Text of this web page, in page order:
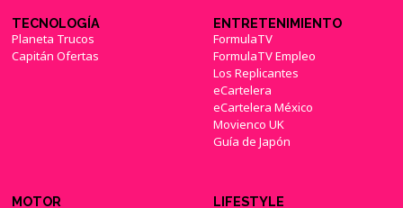
TECNOLOGÍA
Planeta Trucos
Capitán Ofertas
ENTRETENIMIENTO
FormulaTV
FormulaTV Empleo
Los Replicantes
eCartelera
eCartelera México
Movienco UK
Guía de Japón
MOTOR LIFESTYLE